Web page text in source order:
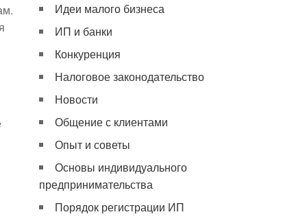
Идеи малого бизнеса
ИП и банки
Конкуренция
Налоговое законодательство
Новости
Общение с клиентами
Опыт и советы
Основы индивидуального
предпринимательства
Порядок регистрации ИП